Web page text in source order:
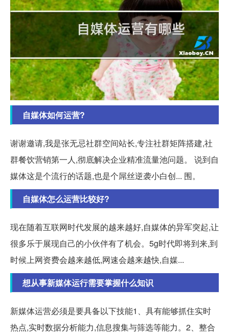
自媒体如何运营?
谢谢邀请,我是张无忌社群空间站长,专注社群矩阵搭建,社
群餐饮营销第一人,彻底解决企业精准流量池问题。 说到自
媒体这是个流行的话题,也是个屌丝逆袭小白创... 围。
自媒体怎么运营比较好?
现在随着互联网时代发展的越来越好,自媒体的异军突起,让
很多乐于展现自己的小伙伴有了机会。5g时代即将到来,到
时候上网资费会越来越低,网速会越来越快,自媒...
想从事新媒体运行需要掌握什么知识
新媒体运营必须是要具备以下技能1、具有能够抓住实时
热点,实时数据分析能力,信息搜集与筛选等能力。2、整合